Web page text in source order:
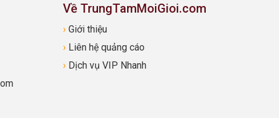
Về TrungTamMoiGioi.com
› Giới thiệu
› Liên hệ quảng cáo
› Dịch vụ VIP Nhanh